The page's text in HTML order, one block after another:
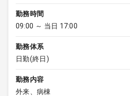
勤務時間
09:00 ～ 当日 17:00
勤務体系
日勤(終日)
勤務内容
外来、病棟